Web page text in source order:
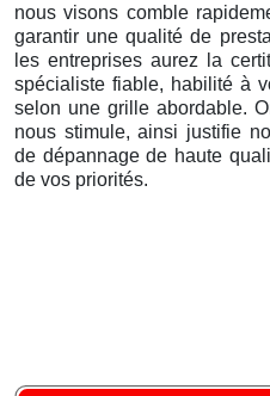
nous visons comble
garantir une qualité de
les entreprises aurez la
spécialiste fiable, habilité à
selon une grille abordable.
nous stimule, ainsi justifie
de dépannage de haute
de vos priorités.